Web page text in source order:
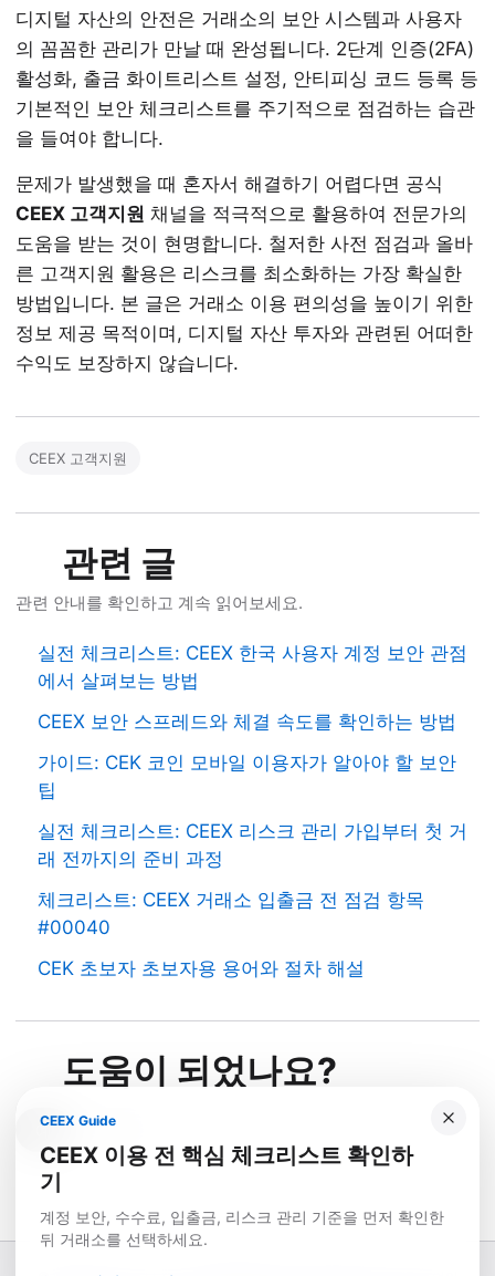
디지털 자산의 안전은 거래소의 보안 시스템과 사용자
의 꼼꼼한 관리가 만날 때 완성됩니다. 2단계 인증(2FA)
활성화, 출금 화이트리스트 설정, 안티피싱 코드 등록 등
기본적인 보안 체크리스트를 주기적으로 점검하는 습관
을 들여야 합니다.
문제가 발생했을 때 혼자서 해결하기 어렵다면 공식
CEEX 고객지원 채널을 적극적으로 활용하여 전문가의
도움을 받는 것이 현명합니다. 철저한 사전 점검과 올바
른 고객지원 활용은 리스크를 최소화하는 가장 확실한
방법입니다. 본 글은 거래소 이용 편의성을 높이기 위한
정보 제공 목적이며, 디지털 자산 투자와 관련된 어떠한
수익도 보장하지 않습니다.
CEEX 고객지원
관련 글
관련 안내를 확인하고 계속 읽어보세요.
실전 체크리스트: CEEX 한국 사용자 계정 보안 관점
에서 살펴보는 방법
CEEX 보안 스프레드와 체결 속도를 확인하는 방법
가이드: CEK 코인 모바일 이용자가 알아야 할 보안
팁
실전 체크리스트: CEEX 리스크 관리 가입부터 첫 거
래 전까지의 준비 과정
체크리스트: CEEX 거래소 입출금 전 점검 항목
#00040
CEK 초보자 초보자용 용어와 절차 해설
도움이 되었나요?
예 아니요
CEEX Guide
CEEX 이용 전 핵심 체크리스트 확인하
기
계정 보안, 수수료, 입출금, 리스크 관리 기준을 먼저 확인한
뒤 거래소를 선택하세요.